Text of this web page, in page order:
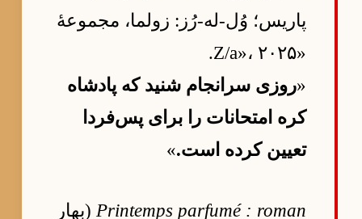
پاریس؛ وُل-له-رُز: زولما، مجموعهٔ
«Z/a»، ۲۰۲۵.
«روزی سرانجام شنید که پادشاه
کره امتحانات را برای پس‌فردا
تعیین کرده است.»
Printemps parfumé : roman (بهار